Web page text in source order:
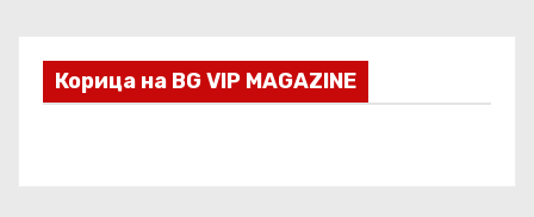
Корица на BG VIP MAGAZINE